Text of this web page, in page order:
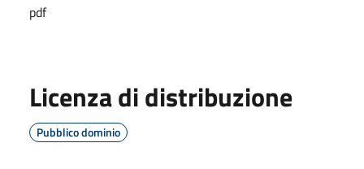
pdf
Licenza di distribuzione
Pubblico dominio